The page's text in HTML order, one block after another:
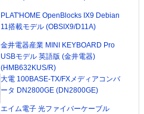
PLAT'HOME OpenBlocks IX9 Debian
11搭載モデル (OBSIX9/D11A)
金井電器産業 MINI KEYBOARD Pro
USBモデル 英語版 (金井電器)
(HMB632KUS/R)
大電 100BASE-TX/FXメディアコンバ
ータ DN2800GE (DN2800GE)
エイム電子 光ファイバーケーブル